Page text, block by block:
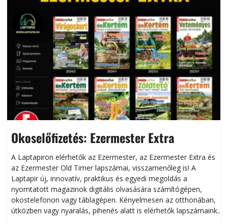
Okoselőfizetés: Ezermester Extra
A Laptapiron elérhetők az Ezermester, az Ezermester Extra és
az Ezermester Old Timer lapszámai, visszamenőleg is! A
Laptapir új, innovatív, praktikus és egyedi megoldás a
nyomtatott magazinok digitális olvasására számítógépen,
okostelefonon vagy táblagépen. Kényelmesen az otthonában,
útközben vagy nyaralás, pihenés alatt is elérhetők lapszámaink.